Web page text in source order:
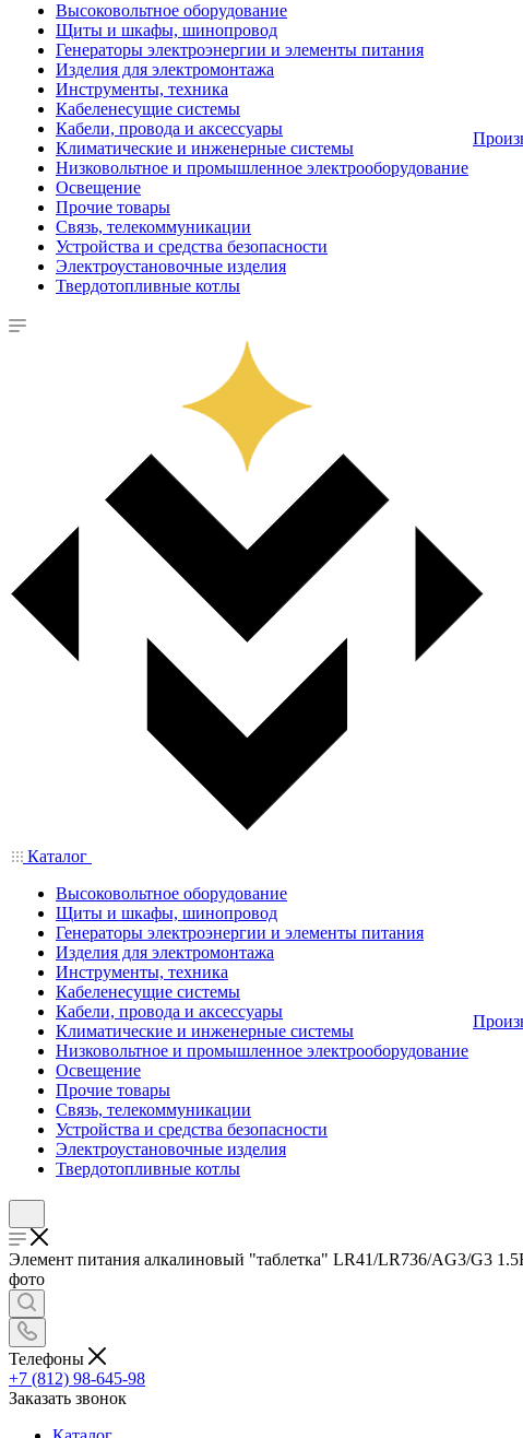
Высоковольтное оборудование
Щиты и шкафы, шинопровод
Генераторы электроэнергии и элементы питания
Изделия для электромонтажа
Инструменты, техника
Кабеленесущие системы
Кабели, провода и аксессуары
Климатические и инженерные системы
Низковольтное и промышленное электрооборудование
Освещение
Прочие товары
Связь, телекоммуникации
Устройства и средства безопасности
Электроустановочные изделия
Твердотопливные котлы
Каталог
Высоковольтное оборудование
Щиты и шкафы, шинопровод
Генераторы электроэнергии и элементы питания
Изделия для электромонтажа
Инструменты, техника
Кабеленесущие системы
Кабели, провода и аксессуары
Климатические и инженерные системы
Низковольтное и промышленное электрооборудование
Освещение
Прочие товары
Связь, телекоммуникации
Устройства и средства безопасности
Электроустановочные изделия
Твердотопливные котлы
Элемент питания алкалиновый "таблетка" LR41/LR736/AG3/G3
фото
Телефоны
+7 (812) 98-645-98
Заказать звонок